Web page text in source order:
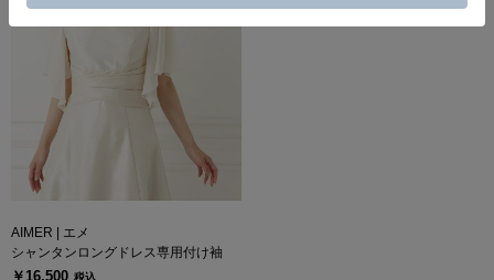
AIMER | エメ
シャンタンロングドレス専用付け袖
￥16,500 税込